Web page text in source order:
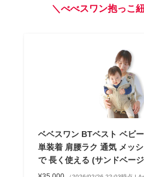
＼べべスワン抱っこ
ベベスワン BTベスト ベビ
単装着 肩腰ラク 通気 メッ
で 長く使える (サンドベー